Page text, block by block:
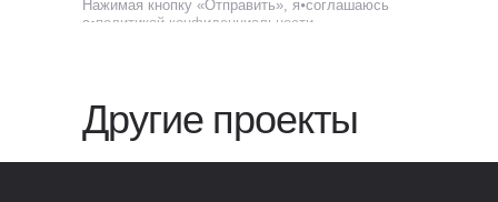
Нажимая кнопку «Отправить», я⦁соглашаюсь
с⦁политикой конфиденциальности
Другие проекты